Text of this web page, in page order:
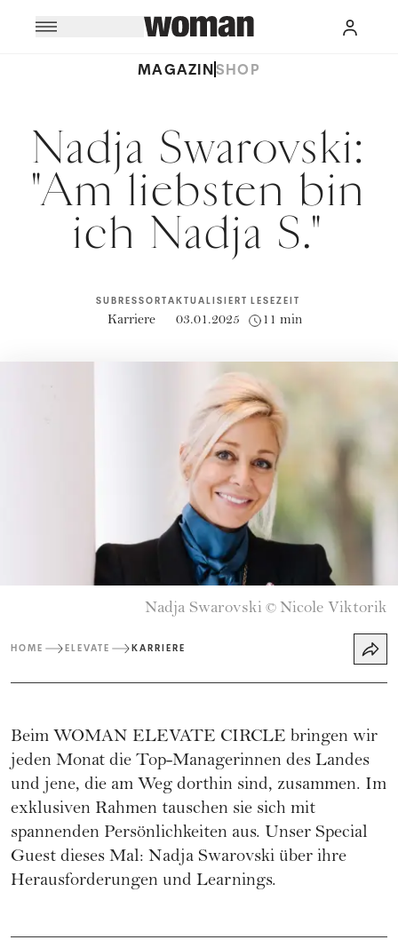
MAGAZINSHOP
Nadja Swarovski:
"Am liebsten bin
ich Nadja S."
SUBRESSORT
Karriere
AKTUALISIERT
03.01.2025
LESEZEIT
11 min
Nadja Swarovski © Nicole Viktorik
HOME ELEVATE KARRIERE
Beim WOMAN ELEVATE CIRCLE bringen wir
jeden Monat die Top-Managerinnen des Landes
und jene, die am Weg dorthin sind, zusammen. Im
exklusiven Rahmen tauschen sie sich mit
spannenden Persönlichkeiten aus. Unser Special
Guest dieses Mal: Nadja Swarovski über ihre
Herausforderungen und Learnings.